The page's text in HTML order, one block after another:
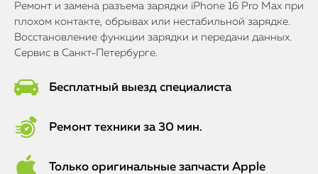
Ремонт и замена разъема зарядки iPhone 16 Pro Max при
плохом контакте, обрывах или нестабильной зарядке.
Восстановление функции зарядки и передачи данных.
Сервис в Санкт-Петербурге.
Бесплатный выезд специалиста
Ремонт техники за 30 мин.
Только оригинальные запчасти Apple